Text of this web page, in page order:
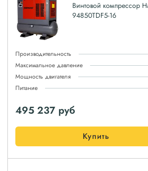
Винтовой компрессор
94850TDF5-16
Производительность
Максимальное давление
Мощность двигателя
Питание
495 237 руб
Купить